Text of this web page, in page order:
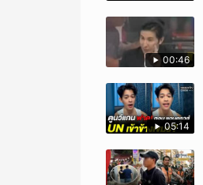
00:46
05:14